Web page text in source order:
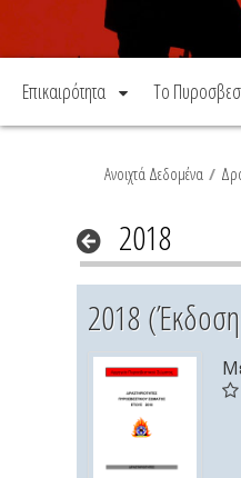
Επικαιρότητα Το
Ανοιχτά Δεδομένα /
2018
2018